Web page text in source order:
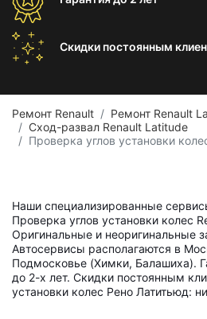
Скидки постоянным
Ремонт Renault
Ремонт Renault
Сход-развал Renault Latitude
Проверка углов установки
Наши специализированные
Проверка углов установки колес
Оригинальные и неоригинальные
Автосервисы располагаются в
Подмосковье (Химки, Балашиха).
до 2-х лет. Скидки постоянным
установки колес Рено Латитьюд: